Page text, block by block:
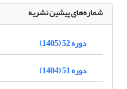
شماره‌های پیشین نشریه
دوره 52 (1405)
دوره 51 (1404)